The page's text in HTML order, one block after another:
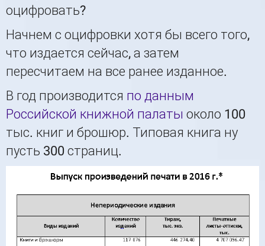
оцифровать?
Начнем с оцифровки хотя бы всего того,
что издается сейчас, а затем
пересчитаем на все ранее изданное.
В год производится по данным
Российской книжной палаты около 100
тыс. книг и брошюр. Типовая книга ну
пусть 300 страниц.